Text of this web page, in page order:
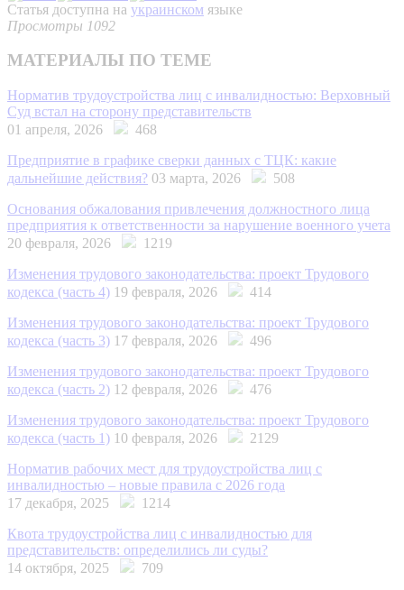
Статья доступна на украинском языке
Просмотры 1092
МАТЕРИАЛЫ ПО ТЕМЕ
Норматив трудоустройства лиц с инвалидностью: Верховный
Суд встал на сторону представительств
01 апреля, 2026
468
Предприятие в графике сверки данных с ТЦК: какие
дальнейшие действия? 03 марта, 2026
508
Основания обжалования привлечения должностного лица
предприятия к ответственности за нарушение военного учета
20 февраля, 2026
1219
Изменения трудового законодательства: проект Трудового
кодекса (часть 4) 19 февраля, 2026
414
Изменения трудового законодательства: проект Трудового
кодекса (часть 3) 17 февраля, 2026
496
Изменения трудового законодательства: проект Трудового
кодекса (часть 2) 12 февраля, 2026
476
Изменения трудового законодательства: проект Трудового
кодекса (часть 1) 10 февраля, 2026
2129
Норматив рабочих мест для трудоустройства лиц с
инвалидностью – новые правила с 2026 года
17 декабря, 2025
1214
Квота трудоустройства лиц с инвалидностью для
представительств: определились ли суды?
14 октября, 2025
709